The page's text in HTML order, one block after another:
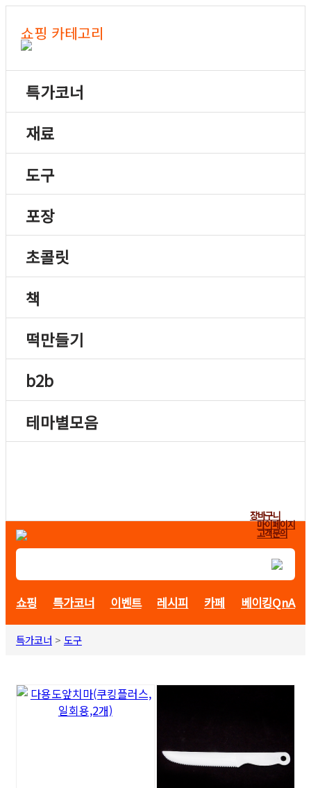
쇼핑 카테고리
특가코너
재료
도구
포장
초콜릿
책
떡만들기
b2b
테마별모음
장바구니
마이페이지
고객문의
쇼핑 특가코너 이벤트 레시피 카페 베이킹QnA
특가코너 > 도구